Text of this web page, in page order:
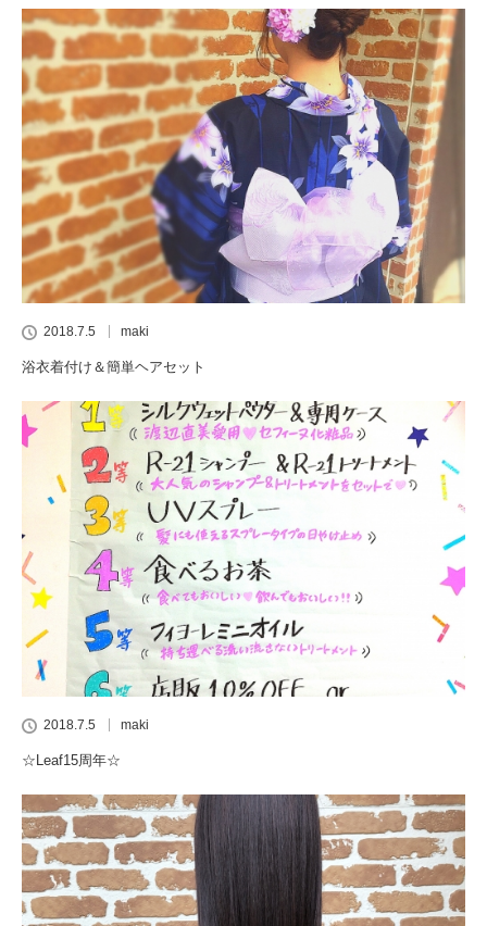
2018.7.5 maki
浴衣着付け＆簡単ヘアセット
2018.7.5 maki
☆Leaf15周年☆